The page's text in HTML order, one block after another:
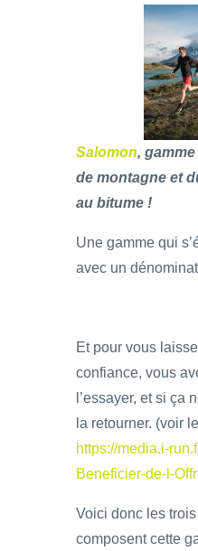
Salomon,
de montagne et
au bitume !
Une gamme qui
avec un
Et pour vous
confiance, vous
l’essayer, et si ça
la retourner. (voir
https://media.i-
Beneficier-de-l-
Voici donc les
composent cette